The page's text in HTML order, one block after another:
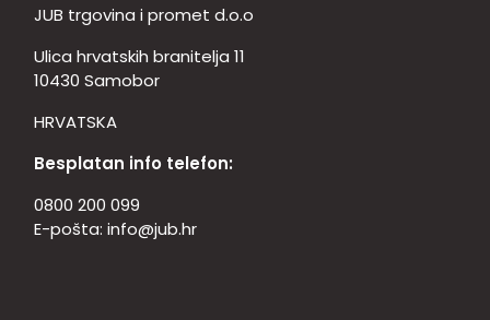
JUB trgovina i promet d.o.o
Ulica hrvatskih branitelja 11
10430 Samobor
HRVATSKA
Besplatan info telefon:
0800 200 099
E-pošta: info@jub.hr